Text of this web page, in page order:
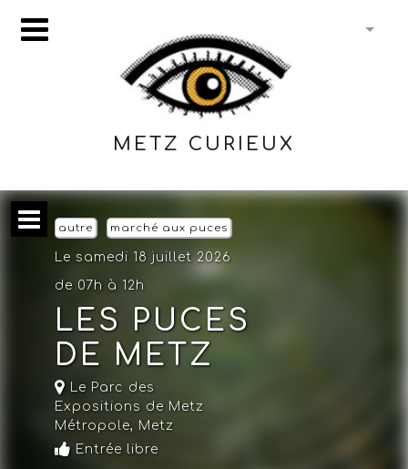
METZ CURIEUX
autre marché aux puces
Le samedi 18 juillet 2026
de 07h à 12h
LES PUCES
DE METZ
Le Parc des
Expositions de Metz
Métropole, Metz
Entrée libre